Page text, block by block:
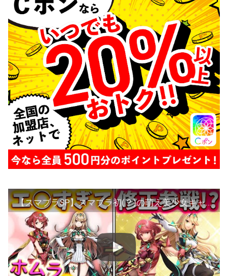
【スマブラSP】スマブラ初(？)の萌え美少女キャラ参戦！ホムラ＆ヒカリは最高にエチ可愛い！【ゆっくり実況】